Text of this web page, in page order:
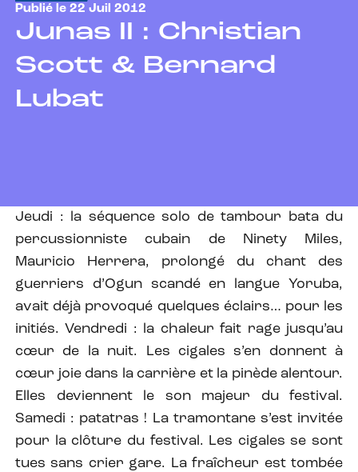
Publié le 22 Juil 2012
Junas II : Christian
Scott & Bernard
Lubat
Jeudi : la séquence solo de tambour bata du
percussionniste cubain de Ninety Miles,
Mauricio Herrera, prolongé du chant des
guerriers d’Ogun scandé en langue Yoruba,
avait déjà provoqué quelques éclairs… pour les
initiés. Vendredi : la chaleur fait rage jusqu’au
cœur de la nuit. Les cigales s’en donnent à
cœur joie dans la carrière et la pinède alentour.
Elles deviennent le son majeur du festival.
Samedi : patatras ! La tramontane s’est invitée
pour la clôture du festival. Les cigales se sont
tues sans crier gare. La fraîcheur est tombée